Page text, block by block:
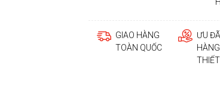
GIAO HÀNG
TOÀN QUỐC
ƯU
THIẾT